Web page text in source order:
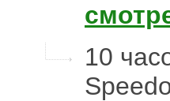
10